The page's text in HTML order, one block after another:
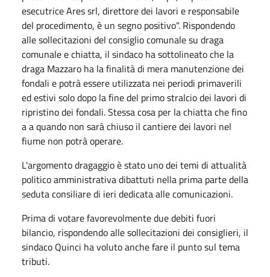
esecutrice Ares srl, direttore dei lavori e responsabile
del procedimento, è un segno positivo". Rispondendo
alle sollecitazioni del consiglio comunale su draga
comunale e chiatta, il sindaco ha sottolineato che la
draga Mazzaro ha la finalità di mera manutenzione dei
fondali e potrà essere utilizzata nei periodi primaverili
ed estivi solo dopo la fine del primo stralcio dei lavori di
ripristino dei fondali. Stessa cosa per la chiatta che fino
a a quando non sarà chiuso il cantiere dei lavori nel
fiume non potrà operare.
L'argomento dragaggio è stato uno dei temi di attualità
politico amministrativa dibattuti nella prima parte della
seduta consiliare di ieri dedicata alle comunicazioni.
Prima di votare favorevolmente due debiti fuori
bilancio, rispondendo alle sollecitazioni dei consiglieri, il
sindaco Quinci ha voluto anche fare il punto sul tema
tributi.